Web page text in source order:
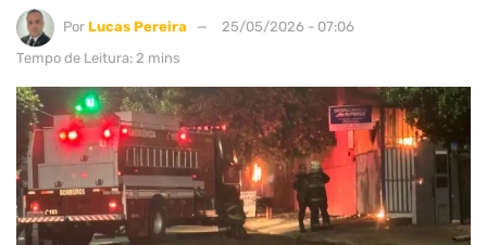
Por Lucas Pereira
25/05/2026 - 07:06
Tempo de Leitura: 2 mins